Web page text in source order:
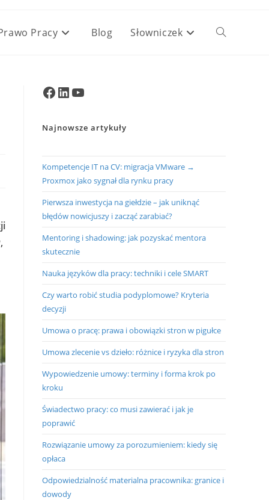
Pracy Blog Słowniczek Toggle
Facebook
LinkedInYouTube
Najnowsze artykuły
Kompetencje IT na CV: migracja VMware →
Proxmox jako sygnał dla rynku pracy
Pierwsza inwestycja na giełdzie – jak uniknąć
błędów nowicjuszy i zacząć zarabiać?
Mentoring i shadowing: jak pozyskać mentora
skutecznie
Nauka języków dla pracy: techniki i cele SMART
Czy warto robić studia podyplomowe? Kryteria
decyzji
Umowa o pracę: prawa i obowiązki stron w pigułce
Umowa zlecenie vs dzieło: różnice i ryzyka dla stron
Wypowiedzenie umowy: terminy i forma krok po
kroku
Świadectwo pracy: co musi zawierać i jak je
poprawić
Rozwiązanie umowy za porozumieniem: kiedy się
opłaca
Odpowiedzialność materialna pracownika: granice i
dowody